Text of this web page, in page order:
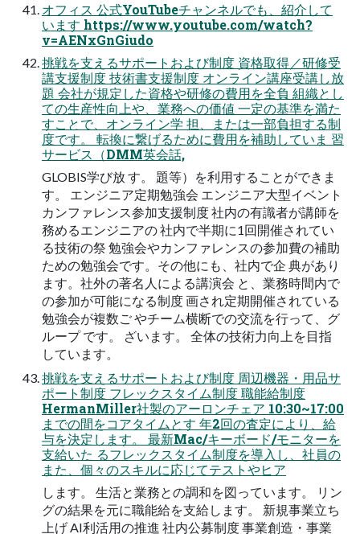
オフィス 公式YouTubeチャンネルでも、紹介して
います https://www.youtube.com/watch?
v=AENxGnGiudo
挑戦を支えるサポートおよび制度 資格取得／研修受
講支援制度 技術書支援制度 オンライン講座受講し放
題 会社が規定した資格や研修の費用を全負 組織とし
ての生産性向上や、業務への価値 一定の基準を満た
すことで、オンライン学 担、または一部負担する制
度です。 転換に繋げるために費用を補助していま 習
サービス（DMM英会話,
GLOBIS学び放 す。 題等）を利用することができま
す。 エンジニア定期勉強会 エンジニア大型イベント
カンファレンス参加支援制度 社内の有識者が講師を
務めるエンジニアの 社内で半期に1回開催されてい
る技術の祭 勉強会やカンファレンスの参加費の補助
ための勉強会です。その他にも、社内で企 典があり
ます。社外の著名人による講演会 と、業務時間内で
の参加が可能になる制度 画され定期開催されている
勉強会が複数ご やチーム横断での交流を行って、グ
ループ です。 ざいます。 全体の技術力向上を目指
しています。
挑戦を支えるサポートおよび制度 周辺機器・用品サ
ポート制度 フレックスタイム制度 職能給制度
HermanMiller社製のアーロンチェア 10:30~17:00
までの間をコアタイムとす 年2回の査定により、給
与を決定します。 最新Mac/キーボード/モニターを
支給いた るフレックスタイム制度を導入し、社員の
また、個々のスキルに応じてテストやヒア
します。 ⽣活と業務との調和を図っています。 リン
グの結果を元に職能給を支給します。 新規事業立ち
上げ AI利活用の推進 社内公募制度 事業創造・事業